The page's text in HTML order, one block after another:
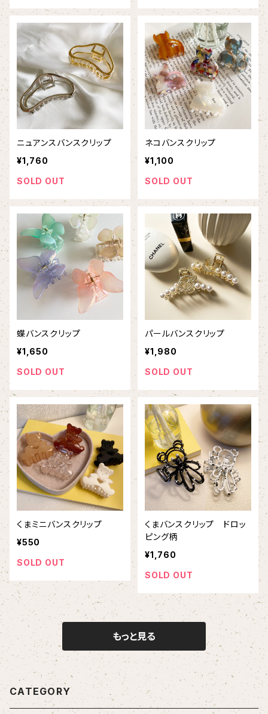
ニュアンスバンスクリップ
¥1,760
SOLD OUT
ネコバンスクリップ
¥1,100
SOLD OUT
蝶バンスクリップ
¥1,650
SOLD OUT
パールバンスクリップ
¥1,980
SOLD OUT
くまミニバンスクリップ
¥550
SOLD OUT
くまバンスクリップ ドロッ
ピング柄
¥1,760
SOLD OUT
もっと見る
CATEGORY